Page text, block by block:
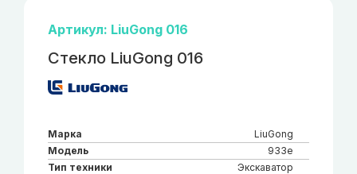
Артикул: LiuGong 016
Стекло LiuGong 016
Марка
LiuGong
Модель
933е
Тип техники
Экскаватор